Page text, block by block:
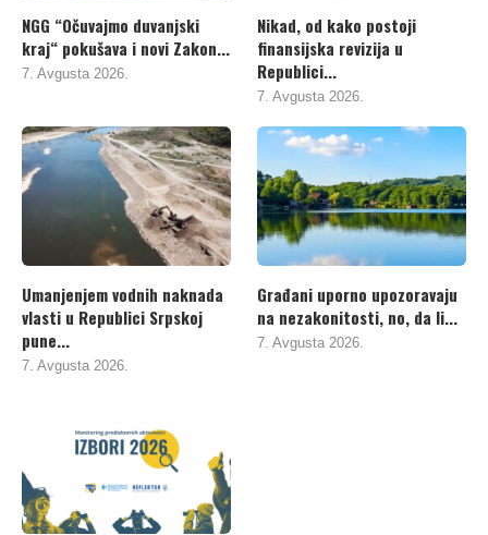
NGG “Očuvajmo duvanjski
kraj“ pokušava i novi Zakon...
7. Avgusta 2026.
Nikad, od kako postoji
finansijska revizija u
Republici...
7. Avgusta 2026.
Umanjenjem vodnih naknada
vlasti u Republici Srpskoj
pune...
7. Avgusta 2026.
Građani uporno upozoravaju
na nezakonitosti, no, da li...
7. Avgusta 2026.